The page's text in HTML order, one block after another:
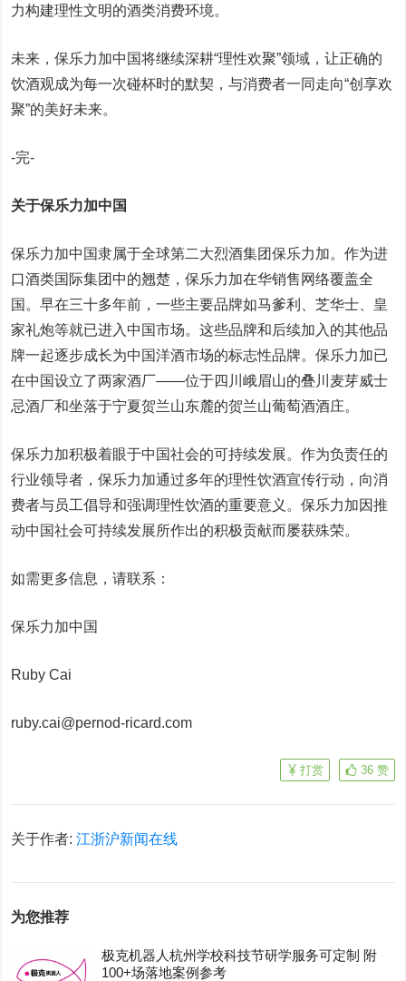
力构建理性文明的酒类消费环境。
未来，保乐力加中国将继续深耕“理性欢聚”领域，让正确的
饮酒观成为每一次碰杯时的默契，与消费者一同走向“创享欢
聚”的美好未来。
-完-
关于保乐力加中国
保乐力加中国隶属于全球第二大烈酒集团保乐力加。作为进
口酒类国际集团中的翘楚，保乐力加在华销售网络覆盖全
国。早在三十多年前，一些主要品牌如马爹利、芝华士、皇
家礼炮等就已进入中国市场。这些品牌和后续加入的其他品
牌一起逐步成长为中国洋酒市场的标志性品牌。保乐力加已
在中国设立了两家酒厂——位于四川峨眉山的叠川麦芽威士
忌酒厂和坐落于宁夏贺兰山东麓的贺兰山葡萄酒酒庄。
保乐力加积极着眼于中国社会的可持续发展。作为负责任的
行业领导者，保乐力加通过多年的理性饮酒宣传行动，向消
费者与员工倡导和强调理性饮酒的重要意义。保乐力加因推
动中国社会可持续发展所作出的积极贡献而屡获殊荣。
如需更多信息，请联系：
保乐力加中国
Ruby Cai
ruby.cai@pernod-ricard.com
36 赞
打赏
关于作者:江浙沪新闻在线
为您推荐
极克机器人杭州学校科技节研学服务可定制 附
100+场落地案例参考